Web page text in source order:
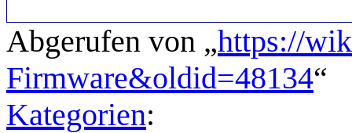
Abgerufen von „https://
Firmware&oldid=48134“
Kategorien: